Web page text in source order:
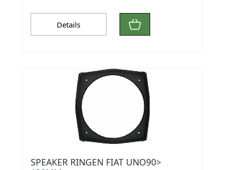
Details
SPEAKER RINGEN FIAT UNO90>